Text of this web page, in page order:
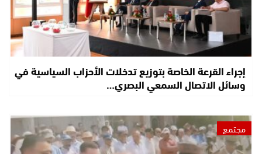
إجراء القرعة الخاصة بتوزيع تدخلات الأحزاب السياسية في
وسائل الاتصال السمعي البصري…
مجتمع